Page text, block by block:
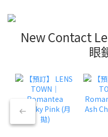
New Contact
眼